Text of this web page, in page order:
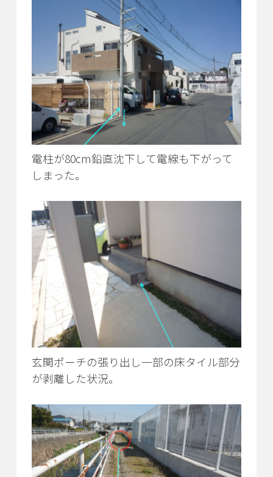
電柱が80cm鉛直沈下して電線も下がって
しまった。
玄関ポーチの張り出し一部の床タイル部分
が剥離した状況。